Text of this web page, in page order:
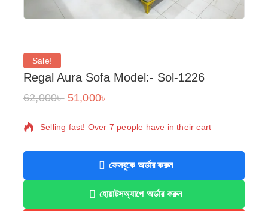
Sale!
Regal Aura Sofa Model:- Sol-1226
62,000৳ 51,000৳
17 products sold in last 6 hours
Selling fast! Over 7 people have in their cart
ফেসবুকে অর্ডার করুন
হোয়াটসঅ্যাপে অর্ডার করুন